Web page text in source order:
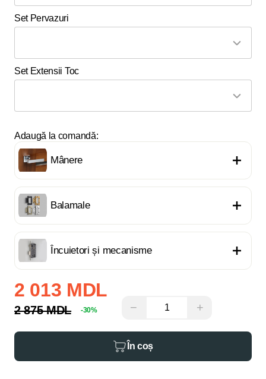
Set Pervazuri
Set Extensii Toc
Adaugă la comandă:
Mânere
Balamale
Încuietori și mecanisme
2 013 MDL
2 875 MDL -30% − +
În coș